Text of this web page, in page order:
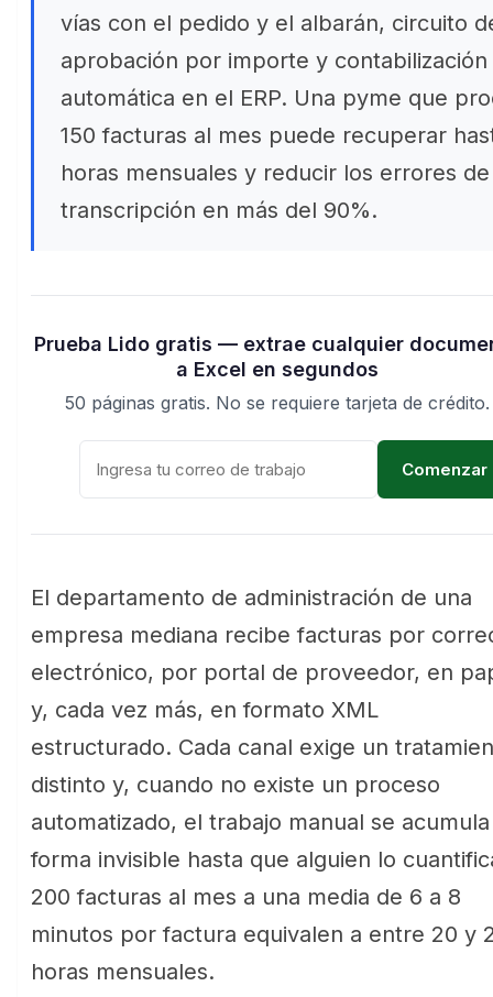
vías con el pedido y el albarán, circuito
aprobación por importe y contabilización
automática en el ERP. Una pyme que
150 facturas al mes puede recuperar
horas mensuales y reducir los errores de
transcripción en más del 90%.
Prueba Lido gratis — extrae cualquier
a Excel en segundos
50 páginas gratis. No se requiere tarjeta de crédito.
Comenzar
El departamento de administración de una
empresa mediana recibe facturas por
electrónico, por portal de proveedor, en
y, cada vez más, en formato XML
estructurado. Cada canal exige un
distinto y, cuando no existe un proceso
automatizado, el trabajo manual se
forma invisible hasta que alguien lo
200 facturas al mes a una media de 6 a 8
minutos por factura equivalen a entre 20 y
horas mensuales.